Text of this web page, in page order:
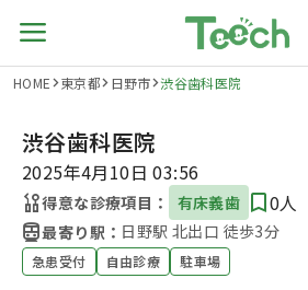
HOME 東京都 日野市 渋谷歯科医院
渋谷歯科医院
2025年4月10日 03:56
得意な診療項目： 有床義歯 0人
最寄り駅： 日野駅 北出口 徒歩3分
急患受付 自由診療 駐車場